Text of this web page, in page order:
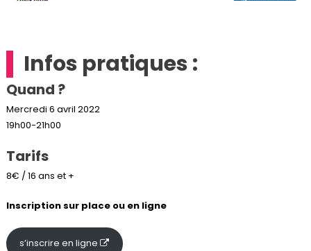
Infos pratiques :
Quand ?
Mercredi 6 avril 2022
19h00-21h00
Tarifs
8€ / 16 ans et +
Inscription sur place ou en ligne
s’inscrire en ligne